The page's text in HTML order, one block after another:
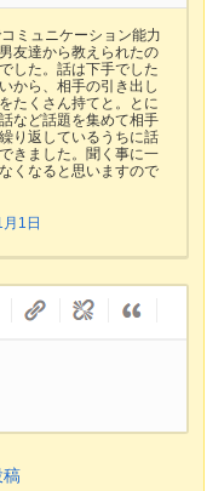
ミュニケーション能力
友達から教えられたの
した。話は下手でした
から、相手の引き出し
たくさん持てと。とに
など話題を集めて相手
り返しているうちに話
きました。聞く事に一
くなると思いますので
1日
稿